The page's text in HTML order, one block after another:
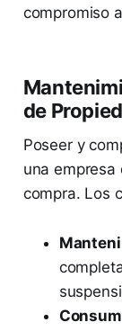
compromiso
de
Poseer y
una empresa
compra. Los